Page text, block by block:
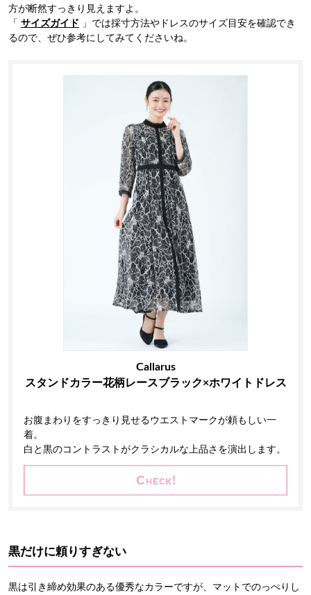
方が断然すっきり見えますよ。
「 サイズガイド
」では採寸方法やドレスのサイズ目安を確認でき
るので、ぜひ参考にしてみてくださいね。
Callarus
スタンドカラー花柄レースブラック×ホワイトドレス
お腹まわりをすっきり見せるウエストマークが頼もしい一
着。
白と黒のコントラストがクラシカルな上品さを演出します。
黒だけに頼りすぎない
黒は引き締め効果のある優秀なカラーですが、マットでのっぺりし